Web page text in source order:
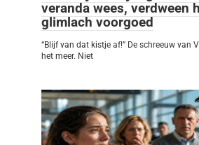
veranda wees, verdween
glimlach voorgoed
“Blijf van dat kistje af!” De schreeuw van
het meer. Niet